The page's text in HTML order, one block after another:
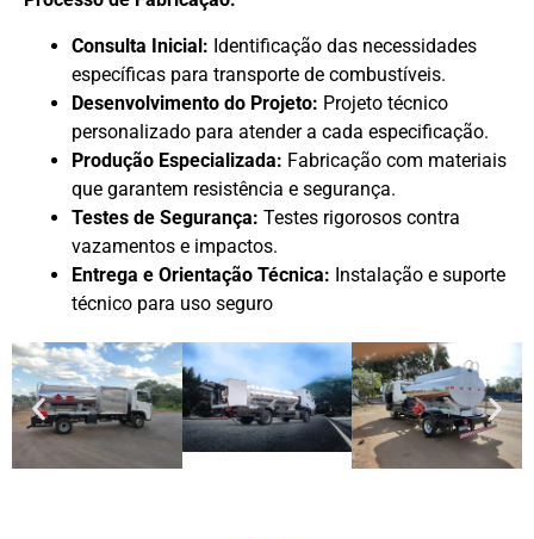
Consulta Inicial: Identificação das necessidades
específicas para transporte de combustíveis.
Desenvolvimento do Projeto: Projeto técnico
personalizado para atender a cada especificação.
Produção Especializada: Fabricação com materiais
que garantem resistência e segurança.
Testes de Segurança: Testes rigorosos contra
vazamentos e impactos.
Entrega e Orientação Técnica: Instalação e suporte
técnico para uso seguro